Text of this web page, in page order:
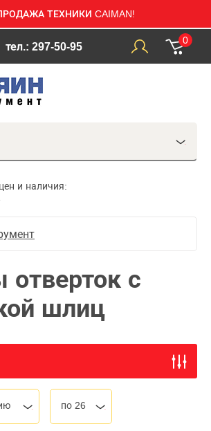
ТЕХНИКИ CAIMAN!
тел.: 297-50-95
0
и наличия:
отверток с
шлиц
по 26